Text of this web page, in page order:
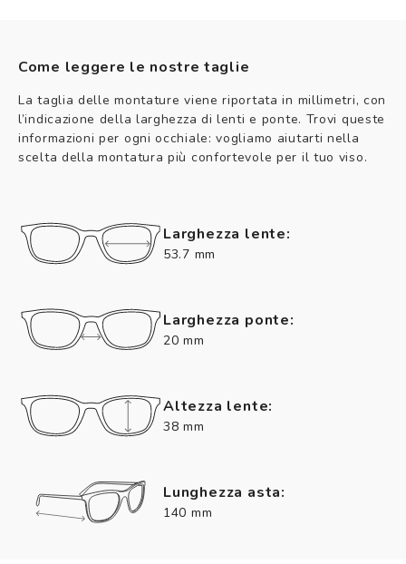
Come leggere le nostre taglie
La taglia delle montature viene riportata in millimetri, con
l’indicazione della larghezza di lenti e ponte. Trovi queste
informazioni per ogni occhiale: vogliamo aiutarti nella
scelta della montatura più confortevole per il tuo viso.
Larghezza lente:
53.7 mm
Larghezza ponte:
20 mm
Altezza lente:
38 mm
Lunghezza asta:
140 mm